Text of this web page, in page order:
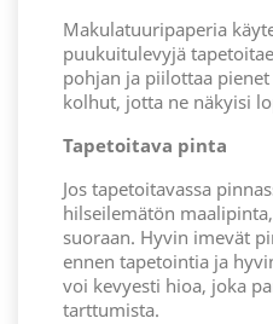
Makulatuuripaperia
puukuitulevyjä
pohjan ja piilottaa
kolhut, jotta ne näkyisi
Tapetoitava pinta
Jos tapetoitavassa
hilseilemätön
suoraan. Hyvin imevät
ennen tapetointia ja
voi kevyesti hioa, joka
tarttumista.